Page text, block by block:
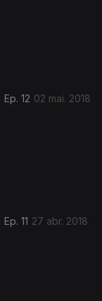
Ep. 12 02 mai. 2018
Ep. 11 27 abr. 2018